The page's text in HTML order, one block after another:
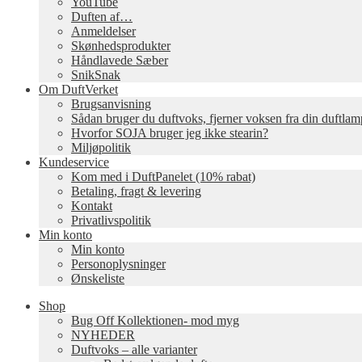
Duften af…
Anmeldelser
Skønhedsprodukter
Håndlavede Sæber
SnikSnak
Om DuftVerket
Brugsanvisning
Sådan bruger du duftvoks, fjerner voksen fra din
Hvorfor SOJA bruger jeg ikke stearin?
Miljøpolitik
Kundeservice
Kom med i DuftPanelet (10% rabat)
Betaling, fragt & levering
Kontakt
Privatlivspolitik
Min konto
Min konto
Personoplysninger
Ønskeliste
Shop
Bug Off Kollektionen- mod myg
NYHEDER
Duftvoks – alle varianter